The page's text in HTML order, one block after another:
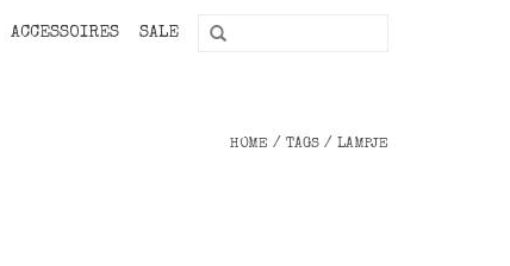
ACCESSOIRES SALE
HOME / TAGS / LAMPJE